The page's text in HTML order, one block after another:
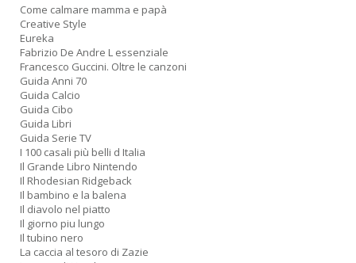
Come calmare mamma e papà
Creative Style
Eureka
Fabrizio De Andre L essenziale
Francesco Guccini. Oltre le canzoni
Guida Anni 70
Guida Calcio
Guida Cibo
Guida Libri
Guida Serie TV
I 100 casali più belli d Italia
Il Grande Libro Nintendo
Il Rhodesian Ridgeback
Il bambino e la balena
Il diavolo nel piatto
Il giorno piu lungo
Il tubino nero
La caccia al tesoro di Zazie